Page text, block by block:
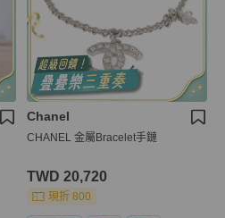
Chanel
CHANEL 金屬Bracelet手鏈
TWD 20,720
現折 800